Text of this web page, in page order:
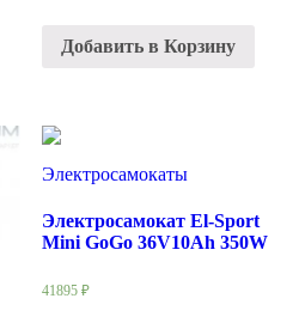
Добавить в Корзину
Электросамокаты
Электросамокат El-Sport
Mini GoGo 36V10Ah 350W
41895 ₽